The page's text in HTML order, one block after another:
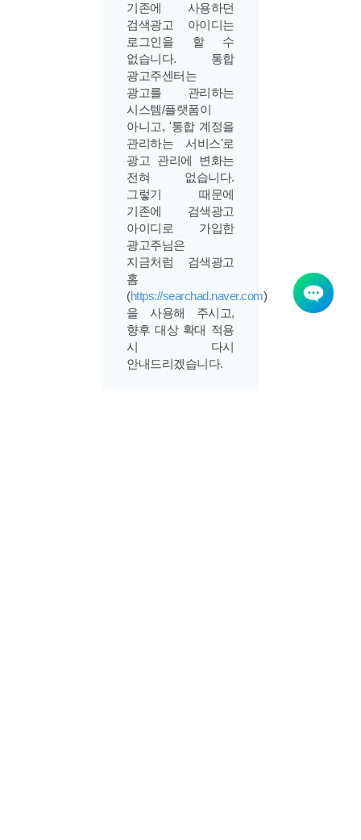
기존에 사용하던
검색광고 아이디는
로그인을 할 수
없습니다. 통합
광고주센터는
광고를 관리하는
시스템/플랫폼이
아니고, '통합 계정을
관리하는 서비스'로
광고 관리에 변화는
전혀 없습니다.
그렇기 때문에
기존에 검색광고
아이디로 가입한
광고주님은
지금처럼 검색광고
홈
(https://searchad.naver.com)
을 사용해 주시고,
향후 대상 확대 적용
시 다시
안내드리겠습니다.